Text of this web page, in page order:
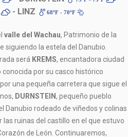
- LINZ 68ºF - 70ºF
valle del Wachau, Patrimonio de la
siguiendo la estela del Danubio.
será KREMS, encantadora ciudad
conocida por su casco histórico
una pequeña carretera que sigue el
DURNSTEIN, pequeño pueblo
Danubio rodeado de viñedos y colinas
las ruinas del castillo en el que estuvo
de León. Continuaremos,